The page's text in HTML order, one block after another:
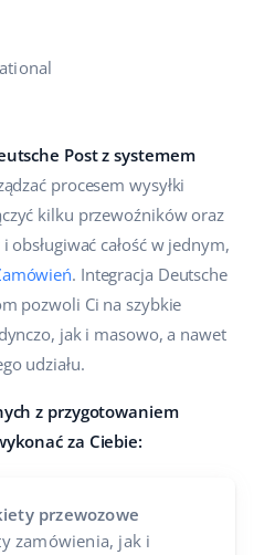
Post z systemem
procesem wysyłki
kilku przewoźników oraz
obsługiwać całość w jednym,
. Integracja Deutsche
pozwoli Ci na szybkie
jak i masowo, a nawet
udziału.
z przygotowaniem
za Ciebie:
przewozowe
zamówienia, jak i